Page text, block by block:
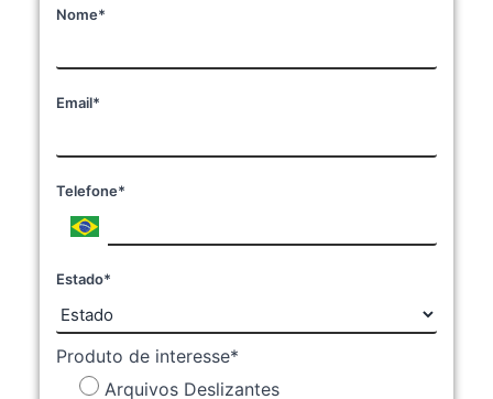
Nome*
Email*
Telefone*
Estado*
Produto de interesse*
Arquivos Deslizantes